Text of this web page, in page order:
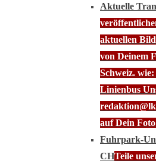
Aktuelle
aktuellen
von Deinem
Schweiz.
Linienbus
auf Dein
Fuhrpark-
CHTeile